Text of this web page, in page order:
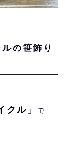
の笹飾り
クル」
で